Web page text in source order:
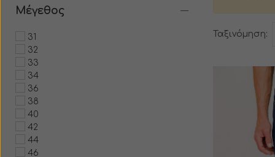
Μέγεθος
31
32
33
34
36
38
40
42
44
46
Ταξινόμηση:
Βερμούδα
Σορτς
Φόρμα
Παντελόνι
Κορμάκι
Φούστα
Βερμούδα
Σορτς